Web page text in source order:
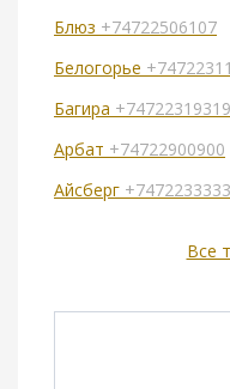
Блюз +74722506107
Белогорье
Багира +74722319319
Арбат +74722900900
Айсберг
Все